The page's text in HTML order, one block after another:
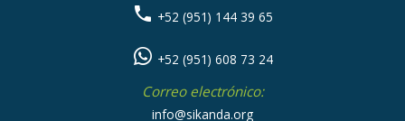
+52 (951) 144 39 65
+52 (951) 608 73 24
Correo electrónico:
info@sikanda.org